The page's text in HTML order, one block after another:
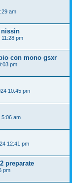
am
nissin
pm
con mono gsxr
pm
10:45 pm
5:06 am
12:41 pm
preparate
pm